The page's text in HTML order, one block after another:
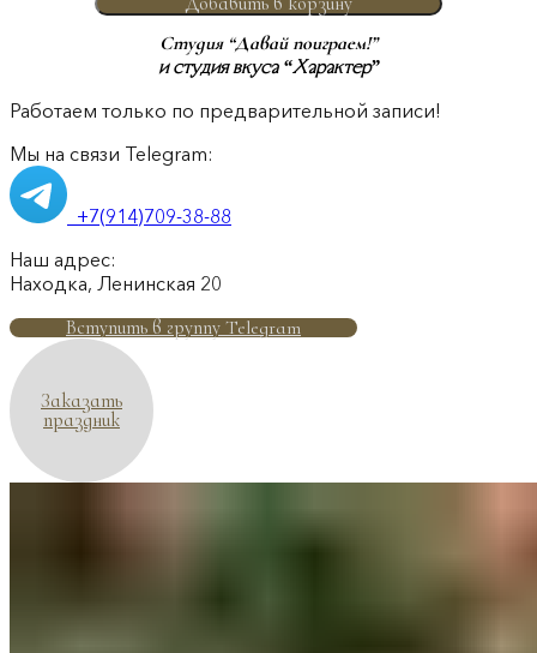
Студия “Давай поиграем!”
и студия вкуса “Характер”
Работаем только по предварительной записи!
Мы на связи Telegram:
+7(914)709-38-88
Наш адрес:
Находка, Ленинская 20
Вступить в группу Telegram
Заказать
праздник